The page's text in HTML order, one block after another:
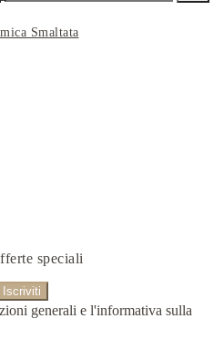
Smaltata
speciali
generali e l'informativa sulla